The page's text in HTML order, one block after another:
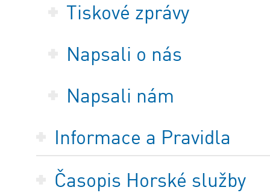
Tiskové zprávy
Napsali o nás
Napsali nám
Informace a Pravidla
Časopis Horské služby